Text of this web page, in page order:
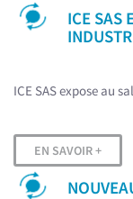
ICE SAS
ICE SAS expose au
EN SAVOIR +